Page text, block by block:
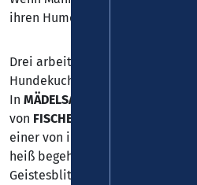
ihren Humor!
Drei arbeitslose Freunde, ein
Hundekuchenbäckerei, die es
In MÄDELSABEND
von FISCHER & JUNG
einer von ihnen erzählt, dass
heiß begehrten Chippendales
Geistesblitz: Warum nicht selbst